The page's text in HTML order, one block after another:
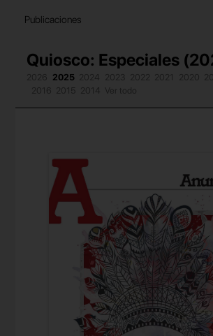
Quiosco: Especiales
2026 2025 2024 2023 2022 2021 2020
2016
2015 2014 Ver todo
Publicaciones